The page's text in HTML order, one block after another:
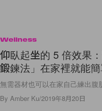
Wellness
仰臥起坐的 5 倍效果
鍛鍊法」在家裡就能簡
無需器材也可以在家自己練出腹
By Amber Ku/2019年8月20日